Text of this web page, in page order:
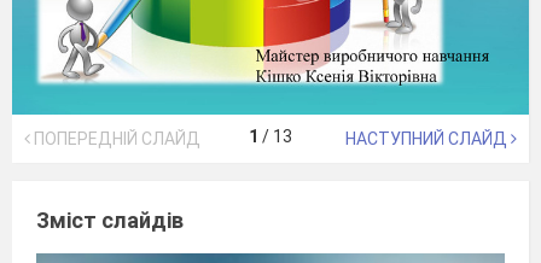
ПОПЕРЕДНІЙ СЛАЙД 1 / 13 НАСТУПНИЙ СЛАЙД
Зміст слайдів